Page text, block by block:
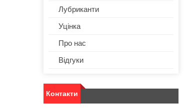
Лубриканти
Уцінка
Про нас
Відгуки
Контакти